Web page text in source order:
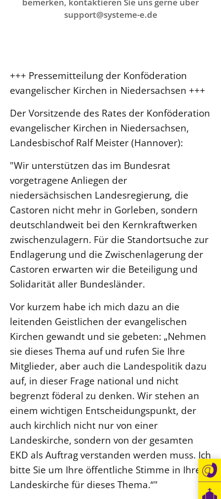
support@systeme-e.de
+++ Pressemitteilung der Konföderation
evangelischer Kirchen in Niedersachsen +++
Der Vorsitzende des Rates der Konföderation
evangelischer Kirchen in Niedersachsen,
Landesbischof Ralf Meister (Hannover):
"Wir unterstützen das im Bundesrat
vorgetragene Anliegen der
niedersächsischen Landesregierung, die
Castoren nicht mehr in Gorleben, sondern
deutschlandweit bei den Kernkraftwerken
zwischenzulagern. Für die Standortsuche zur
Endlagerung und die Zwischenlagerung der
Castoren erwarten wir die Beteiligung und
Solidarität aller Bundesländer.
Vor kurzem habe ich mich dazu an die
leitenden Geistlichen der evangelischen
Kirchen gewandt und sie gebeten: „Nehmen
sie dieses Thema auf und rufen Sie Ihre
Mitglieder, aber auch die Landespolitik dazu
auf, in dieser Frage national und nicht
begrenzt föderal zu denken. Wir stehen an
einem wichtigen Entscheidungspunkt, der
auch kirchlich nicht nur von einer
Landeskirche, sondern von der gesamten
EKD als Auftrag verstanden werden muss. Ich
bitte Sie um Ihre öffentliche Stimme in Ihrer
Landeskirche für dieses Thema.“"
Kirche und Finanzen
Willkommen
Kollegium
Rechnungsprüfungsamt
Fachstelle Sexualisierte Gewalt
Kirchenämter
Gleichstellung
Datenschutz
Geschäftsstelle Landessynode
LANDESSYNODE
27. Landessynode
Kontakt
Hintergrund
MITARBEIT
Ehrenamt
Beruf
BIBLIOTHEK & ARCHIV
SERVICE
Älterwerden im Pfarrberuf
Beteiligungsverfahren
Beschwerdestellen
Ephoralbüro
Finanzplanung
Evangelische Kirche
Ökumene
Religionen
Gegen Gewalt
Erneuerbare Energien
Mobilität
Gebäude
Impressum
Presse
Freie Stellen
Suche